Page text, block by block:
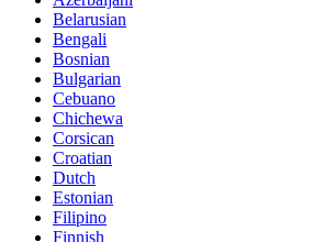
Belarusian
Bengali
Bosnian
Bulgarian
Cebuano
Chichewa
Corsican
Croatian
Dutch
Estonian
Filipino
Finnish